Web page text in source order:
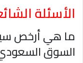
الأسئلة
ما هي أرخص
السوق السعودي